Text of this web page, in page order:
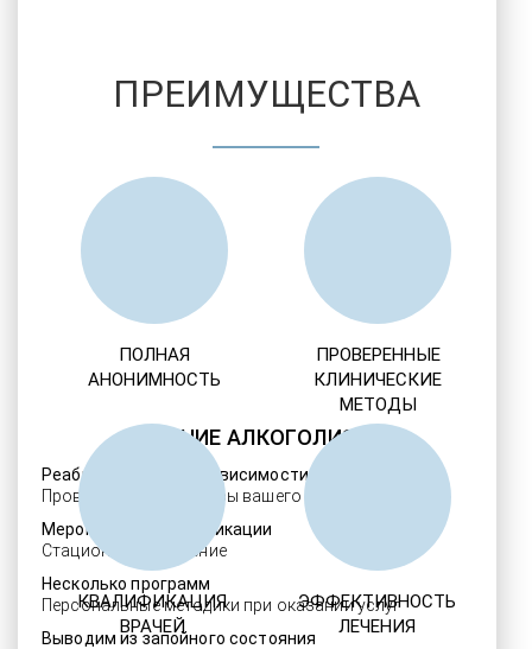
ЛЕЧЕНИЕ АЛКОГОЛИЗМА
Реабилитация алкозависимости
Проверенные ребцентры вашего региона
Мероприятия детоксикации
Стационарное лечение
Несколько программ
Персональные методики при оказании услуг
Выводим из запойного состояния
ПРЕИМУЩЕСТВА
ПОЛНАЯ
АНОНИМНОСТЬ
ПРОВЕРЕННЫЕ
КЛИНИЧЕСКИЕ
МЕТОДЫ
КВАЛИФИКАЦИЯ
ВРАЧЕЙ
ЭФФЕКТИВНОСТЬ
ЛЕЧЕНИЯ